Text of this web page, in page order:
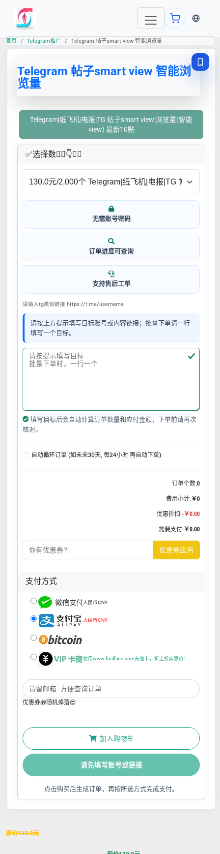
当前语
首页 Telegram推广 Telegram 帖子smart view 智能浏览量
Telegram 帖子smart view 智能浏
览量
Telegram|纸飞机|电报|TG 帖子smart view|浏览量(智能
view) 最新10贴
✅​选择数👇🏻​​👇👇🏻​​
无需账号密码
订单进度可查询
支持售后工单
请输入tg类似链接 https://t.me/username
请按上方提示填写目标账号或内容链接；批量下单请一行
填写一个目标。
填写目标后会自动计算订单数量和应付金额，下单前请再次
核对。
自动循环订单 (如未来30天, 每24小时 再自动下单)
订单个数:0
费用小计: ￥0
优惠折扣:-￥0.00
需要支付: ￥0.00
优惠券应用
支付方式
人民币CNY
人民币CNY
使用www.foolfans.com充值卡，折上折实惠价！
优惠券🎁随机掉落😍
加入购物车
请先填写账号或链接
点击购买后生成订单，再按所选方式完成支付。
原价130.0元